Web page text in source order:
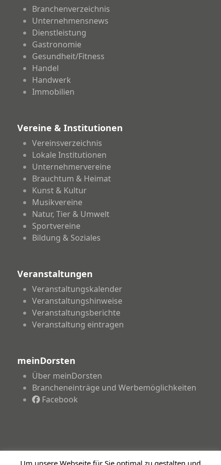
Branchenverzeichnis
Unternehmensnews
Dienstleistung
Gastronomie
Gesundheit/Fitness
Handel
Handwerk
Immobilien
Vereine & Institutionen
Vereinsverzeichnis
Lokale Institutionen
Unternehmervereine
Brauchtum & Heimat
Kunst & Kultur
Musikvereine
Natur, Tier & Umwelt
Sportvereine
Bildung & Soziales
Veranstaltungen
Veranstaltungskalender
Veranstaltungshinweise
Veranstaltungsberichte
Veranstaltung eintragen
meinDorsten
Über meinDorsten
Brancheneinträge und Werbemöglichkeiten
Facebook